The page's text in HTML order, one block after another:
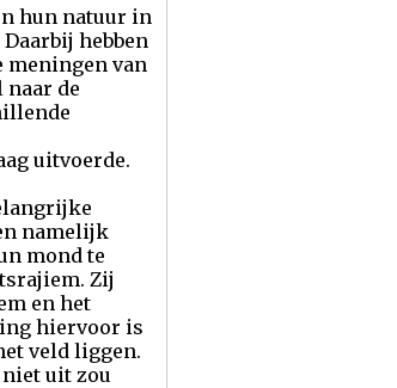
hun natuur in
hebben
meningen van
naar de
uitvoerde.
namelijk
mond te
Zij
en het
hiervoor is
veld liggen.
uit zou